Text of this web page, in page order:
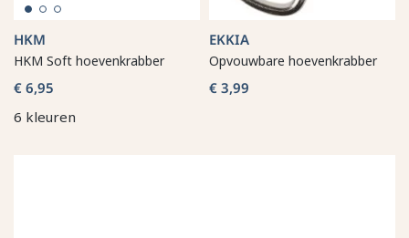
HKM
HKM Soft hoevenkrabber
€ 6,95
6 kleuren
EKKIA
Opvouwbare hoevenkrabber
€ 3,99